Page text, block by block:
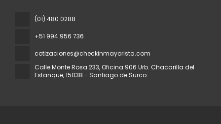
(01) 480 0288
+51 994 956 736
cotizaciones@checkinmayorista.com
Calle Monte Rosa 233, Oficina 906 Urb. Chacarilla del
Estanque, 15038 - Santiago de Surco